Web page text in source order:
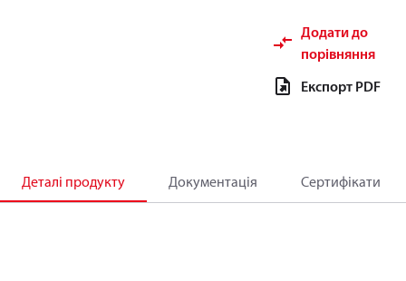
Додати до
порівняння
Експорт PDF
Деталі продукту Документація Сертифікати